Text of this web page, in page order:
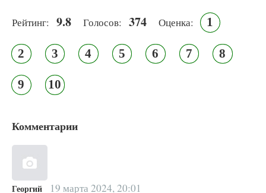
Рейтинг: 9.8 Голосов: 374 Оценка: 1
2 3 4 5 6 7 8
9 10
Комментарии
Георгий 19 марта 2024, 20:01